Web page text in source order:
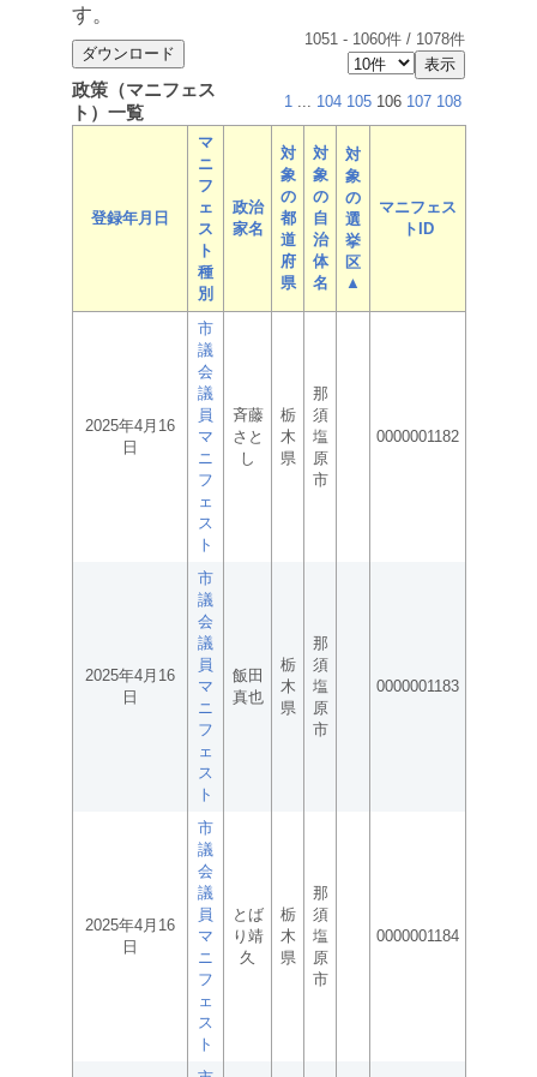
す。
1051 - 1060件 / 1078件
政策（マニフェス
ト）一覧
1 ... 104 105 106 107 108
登録年月日
マ
ニ
フ
ェ
ス
ト
種
別
政治
家名
対
象
の
都
道
府
県
対
象
の
自
治
体
名
対
象
の
選
挙
区
▲
マニフェス
トID
2025年4月16
日
市
議
会
議
員
マ
ニ
フ
ェ
ス
ト
斉藤
さと
し
栃
木
県
那
須
塩
原
市
0000001182
2025年4月16
日
市
議
会
議
員
マ
ニ
フ
ェ
ス
ト
飯田
真也
栃
木
県
那
須
塩
原
市
0000001183
2025年4月16
日
市
議
会
議
員
マ
ニ
フ
ェ
ス
ト
とば
り靖
久
栃
木
県
那
須
塩
原
市
0000001184